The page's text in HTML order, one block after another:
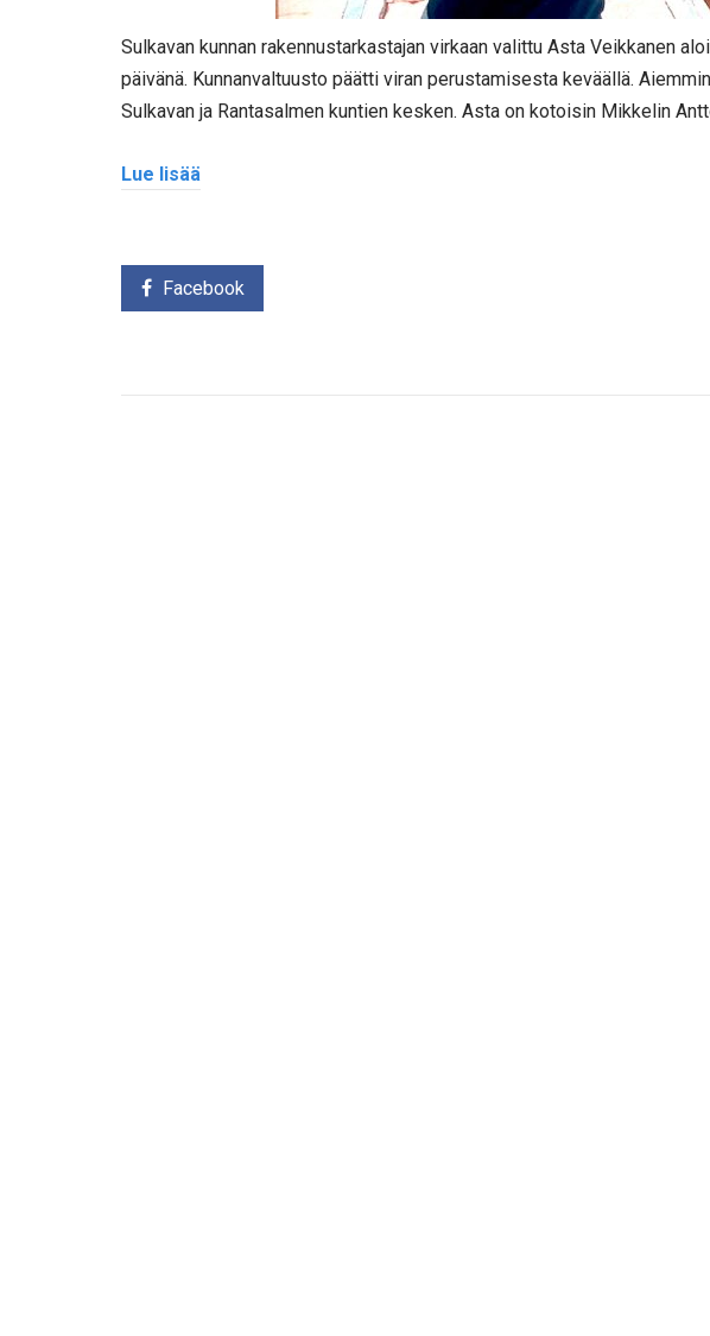
Sulkavan kunnan rakennustarkastajan virkaan valittu Asta Veikkanen
päivänä. Kunnanvaltuusto päätti viran perustamisesta keväällä.
Sulkavan ja Rantasalmen kuntien kesken. Asta on kotoisin Mikkelin
Lue lisää
Facebook